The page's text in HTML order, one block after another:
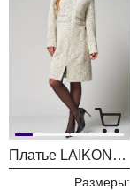
Платье LAIKONY L-963 экрю
Размеры: